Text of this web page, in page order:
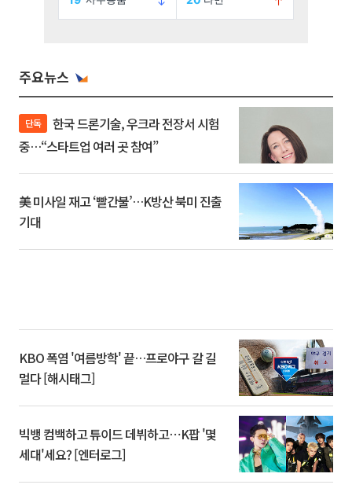
주요뉴스
단독
중…“스타트업 여러 곳 참여”
美 미사일 재고 ‘빨간불’…K방산 북미 진출
기대
KBO 폭염 '여름방학' 끝…프로야구 갈 길
멀다 [해시태그]
빅뱅 컴백하고 튜이드 데뷔하고⋯K팝 '몇
세대'세요? [엔터로그]